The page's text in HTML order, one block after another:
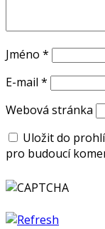
Jméno *
E-mail *
Webová stránka
Uložit do
pro budoucí